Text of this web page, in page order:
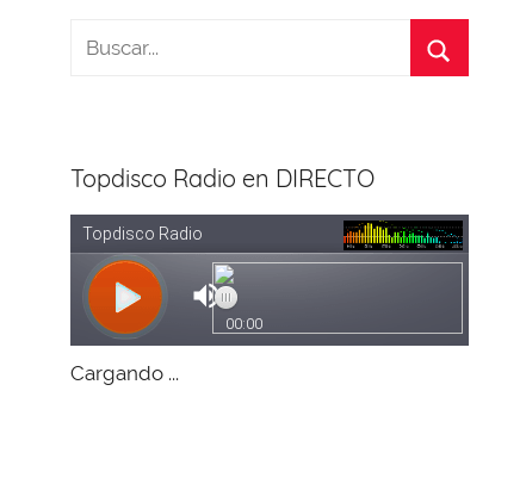
Topdisco Radio en DIRECTO
Cargando ...